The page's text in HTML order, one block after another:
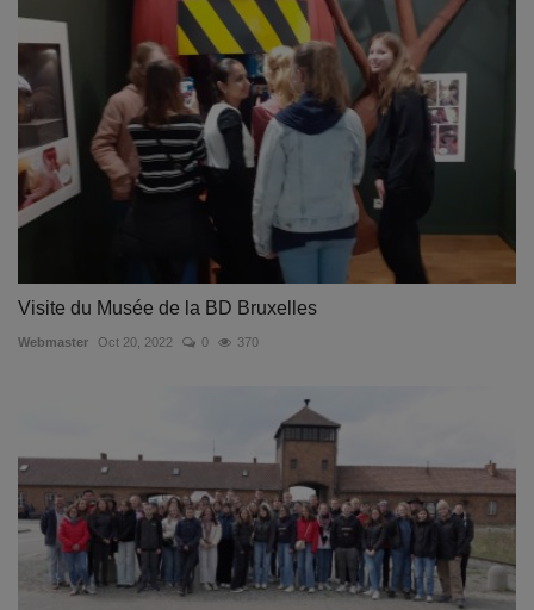
Visite du Musée de la BD Bruxelles
Webmaster Oct 20, 2022 0 370